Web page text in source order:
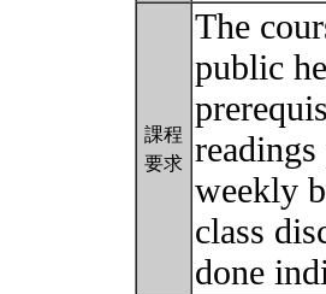
課程
要求
The
public
weekly
class
done